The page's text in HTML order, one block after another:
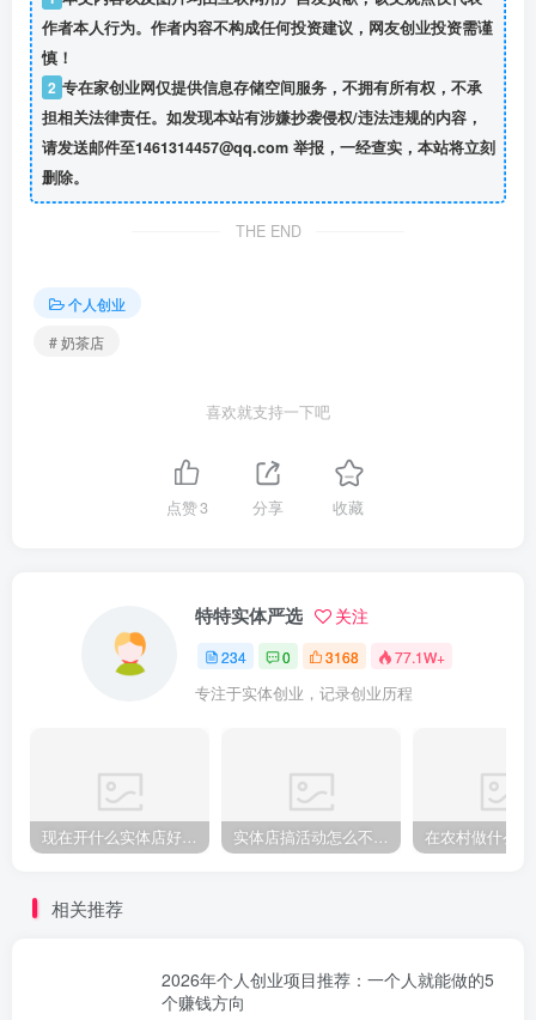
作者本人行为。作者内容不构成任何投资建议，网友创业投资需谨
慎！
2 专在家创业网仅提供信息存储空间服务，不拥有所有权，不承
担相关法律责任。如发现本站有涉嫌抄袭侵权/违法违规的内容，
请发送邮件至1461314457@qq.com 举报，一经查实，本站将立刻
删除。
THE END
个人创业
# 奶茶店
喜欢就支持一下吧
点赞3 分享 收藏
特特实体严选 关注
234 0 3168 77.1W+
专注于实体创业，记录创业历程
现在开什么实体店好经营？普通人也能起步的几个门类 实体店搞活动怎么不白花冤枉钱？这两招比简单打折来客更实在
相关推荐
2026年个人创业项目推荐：一个人就能做的5
个赚钱方向